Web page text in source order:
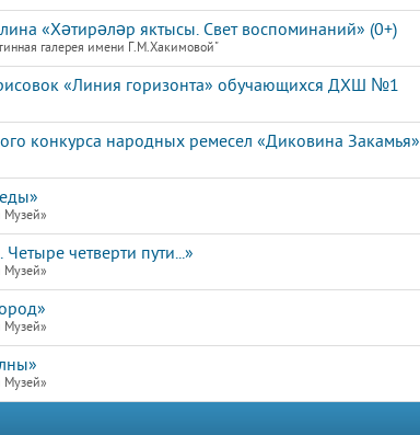
«Хәтирәләр яктысы. Свет воспоминаний» (0+)
галерея имени Г.М.Хакимовой"
«Линия горизонта» обучающихся ДХШ №1
конкурса народных ремесел «Диковина Закамья»
Музей»
четверти пути...»
Музей»
Музей»
Музей»